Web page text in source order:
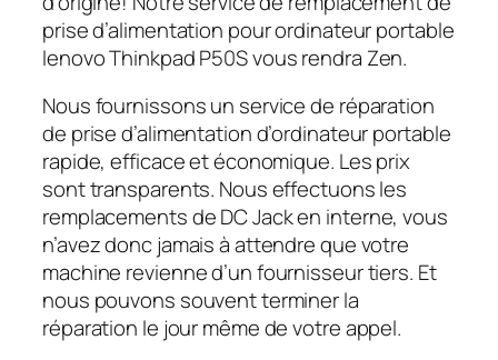
prise d’alimentation pour ordinateur portable
lenovo Thinkpad P50S vous rendra Zen.
Nous fournissons un service de réparation
de prise d’alimentation d’ordinateur portable
rapide, efficace et économique. Les prix
sont transparents. Nous effectuons les
remplacements de DC Jack en interne, vous
n’avez donc jamais à attendre que votre
machine revienne d’un fournisseur tiers. Et
nous pouvons souvent terminer la
réparation le jour même de votre appel.